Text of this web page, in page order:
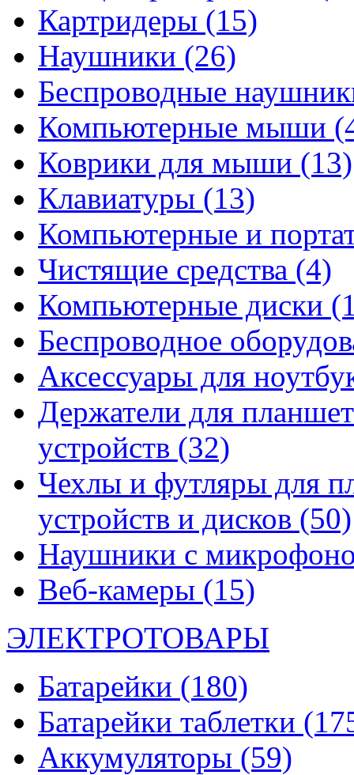
Картридеры (15)
Наушники (26)
Беспроводные
Компьютерные мыши
Коврики для мыши (13)
Клавиатуры (13)
Компьютерные и
Чистящие средства (4)
Компьютерные диски
Беспроводное
Аксессуары для
Держатели для
устройств (32)
Чехлы и футляры для
устройств и дисков (50)
Наушники с
Веб-камеры (15)
ЭЛЕКТРОТОВАРЫ
Батарейки (180)
Батарейки таблетки
Аккумуляторы (59)